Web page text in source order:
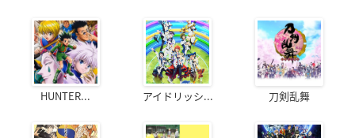
HUNTER... アイドリッシ... 刀剣乱舞